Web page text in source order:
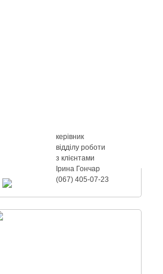
керівник
відділу роботи
з клієнтами
Ірина Гончар
(067) 405-07-23